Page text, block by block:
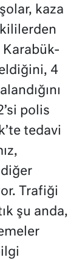
kaza
Karabük-
4
polis
tedavi
Trafiği
şu anda,